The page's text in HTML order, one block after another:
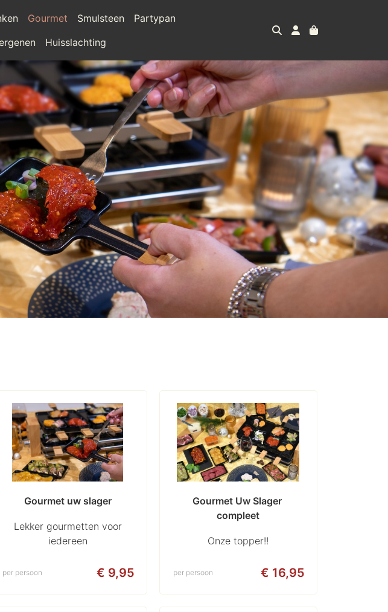
Gourmet Smulsteen
Partypan
Huisslachting
Gourmet uw slager
Lekker gourmetten voor
iedereen
€ 9,95
per persoon
Gourmet Uw Slager
compleet
Onze topper!!
€ 16,95
per persoon